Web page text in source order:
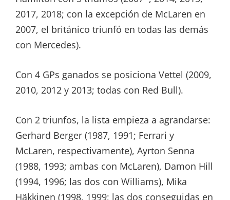
2017, 2018; con la excepción de McLaren en
2007, el británico triunfó en todas las demás
con Mercedes).
Con 4 GPs ganados se posiciona Vettel (2009,
2010, 2012 y 2013; todas con Red Bull).
Con 2 triunfos, la lista empieza a agrandarse:
Gerhard Berger (1987, 1991; Ferrari y
McLaren, respectivamente), Ayrton Senna
(1988, 1993; ambas con McLaren), Damon Hill
(1994, 1996; las dos con Williams), Mika
Häkkinen (1998, 1999; las dos conseguidas en